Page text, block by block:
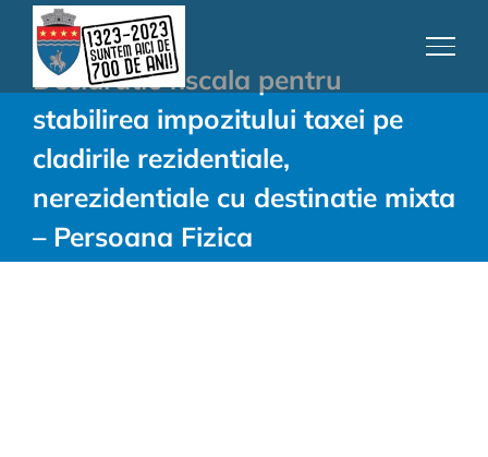
contentDeclaratie fiscala pentru
stabilirea impozitului taxei pe
cladirile rezidentiale,
nerezidentiale cu destinatie mixta
– Persoana Fizica